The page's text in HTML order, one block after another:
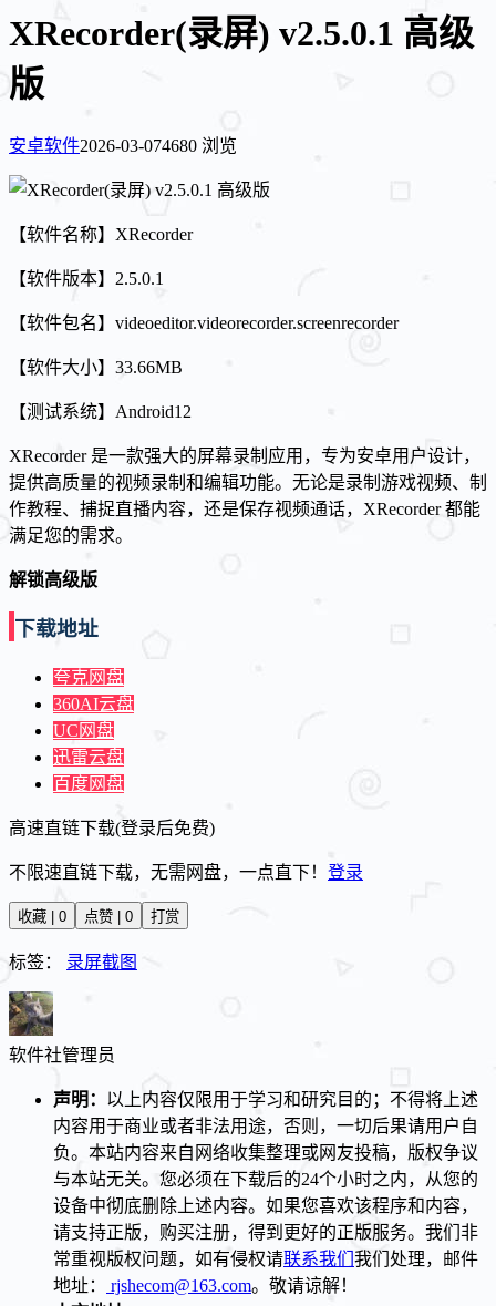
XRecorder(录屏) v2.5.0.1 高级
版
安卓软件2026-03-074680 浏览
【软件名称】XRecorder
【软件版本】2.5.0.1
【软件包名】videoeditor.videorecorder.screenrecorder
【软件大小】33.66MB
【测试系统】Android12
XRecorder 是一款强大的屏幕录制应用，专为安卓用户设计，
提供高质量的视频录制和编辑功能。无论是录制游戏视频、制
作教程、捕捉直播内容，还是保存视频通话，XRecorder 都能
满足您的需求。
解锁高级版
下载地址
夸克网盘
360AI云盘
UC网盘
迅雷云盘
百度网盘
高速直链下载(登录后免费)
不限速直链下载，无需网盘，一点直下！ 登录
收藏 | 0 点赞 | 0 打赏
标签： 录屏截图
软件社管理员
声明： 以上内容仅限用于学习和研究目的；不得将上述
内容用于商业或者非法用途，否则，一切后果请用户自
负。本站内容来自网络收集整理或网友投稿，版权争议
与本站无关。您必须在下载后的24个小时之内，从您的
设备中彻底删除上述内容。如果您喜欢该程序和内容，
请支持正版，购买注册，得到更好的正版服务。我们非
常重视版权问题，如有侵权请联系我们 我们处理，邮件
地址：
rjshecom@163.com。敬请谅解！